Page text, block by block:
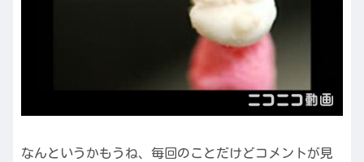
なんというかもうね、毎回のことだけどコメントが見